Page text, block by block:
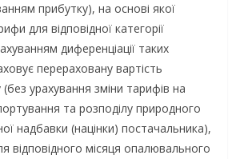
прибутку), на основі якої
для відповідної категорії
диференціації таких
перераховану вартість
урахування зміни тарифів на
та розподілу природного
надбавки (націнки) постачальника),
відповідного місяця опалювального